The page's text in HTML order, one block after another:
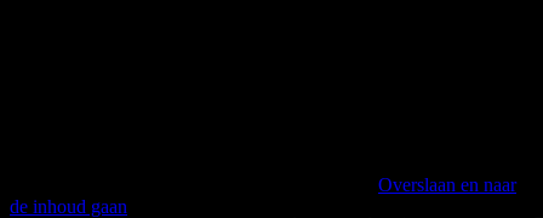
Overslaan en naar
de inhoud gaan